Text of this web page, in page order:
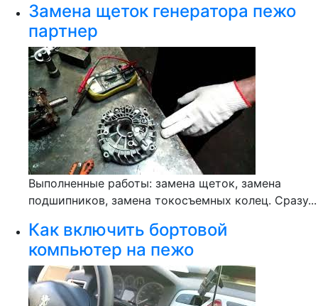
Замена щеток генератора пежо
партнер
Выполненные работы: замена щеток, замена
подшипников, замена токосъемных колец. Сразу...
Как включить бортовой
компьютер на пежо